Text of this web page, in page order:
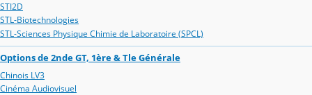
STI2D
STL-Biotechnologies
STL-Sciences Physique Chimie de Laboratoire (SPCL)
Options de 2nde GT, 1ère & Tle Générale
Chinois LV3
Cinéma Audiovisuel